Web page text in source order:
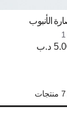
الأنبوب
د.ب